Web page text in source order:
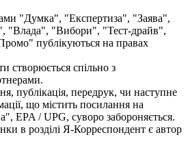
"Думка", "Експертиза", "Заява",
"Влада", "Вибори", "Тест-драйв",
публікуються на правах
створюється спільно з
публікація, передрук, чи наступне
що містить посилання на
EPA / UPG, суворо забороняється.
в розділі Я-Корреспондент є автор